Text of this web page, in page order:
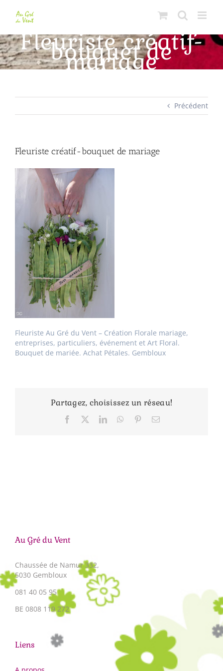
contenu
Fleuriste créatif-
bouquet de
mariage
Précédent
Fleuriste créatif-bouquet de mariage
Fleuriste Au Gré du Vent – Création Florale mariage,
entreprises, particuliers, événement et Art Floral.
Bouquet de mariée. Achat Pétales. Gembloux
Partagez, choisissez un réseau!
Facebook LinkedInWhatsApp
PinterestEmail
Au Gré du Vent
Chaussée de Namur 332,
5030 Gembloux
081 40 05 95
BE 0808 119 272
Liens